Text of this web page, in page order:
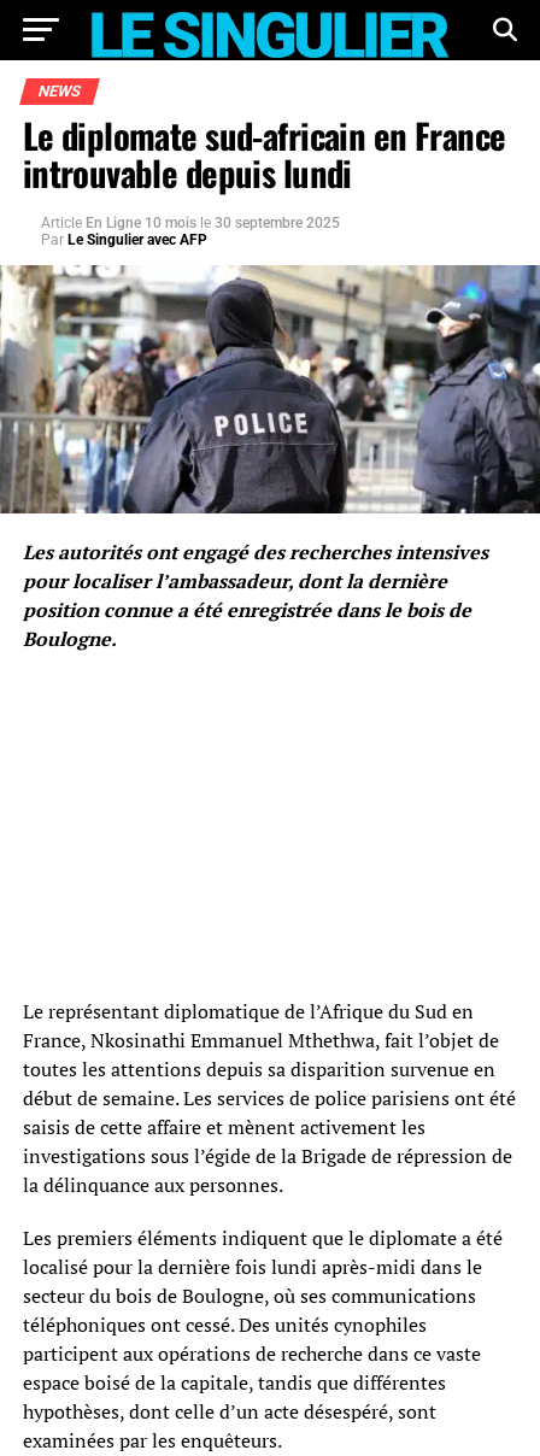
NEWS
Le diplomate sud-africain en France
introuvable depuis lundi
Article En Ligne 10 mois le 30 septembre 2025
Par Le Singulier avec AFP
Les autorités ont engagé des recherches intensives
pour localiser l’ambassadeur, dont la dernière
position connue a été enregistrée dans le bois de
Boulogne.
Le représentant diplomatique de l’Afrique du Sud en
France, Nkosinathi Emmanuel Mthethwa, fait l’objet de
toutes les attentions depuis sa disparition survenue en
début de semaine. Les services de police parisiens ont été
saisis de cette affaire et mènent activement les
investigations sous l’égide de la Brigade de répression de
la délinquance aux personnes.
Les premiers éléments indiquent que le diplomate a été
localisé pour la dernière fois lundi après-midi dans le
secteur du bois de Boulogne, où ses communications
téléphoniques ont cessé. Des unités cynophiles
participent aux opérations de recherche dans ce vaste
espace boisé de la capitale, tandis que différentes
hypothèses, dont celle d’un acte désespéré, sont
examinées par les enquêteurs.